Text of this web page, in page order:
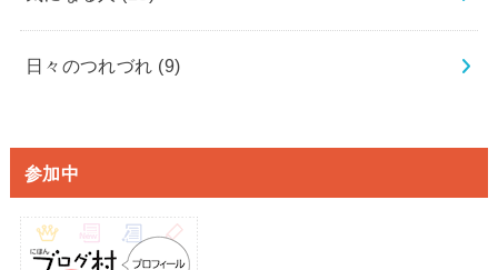
日々のつれづれ (9)
参加中